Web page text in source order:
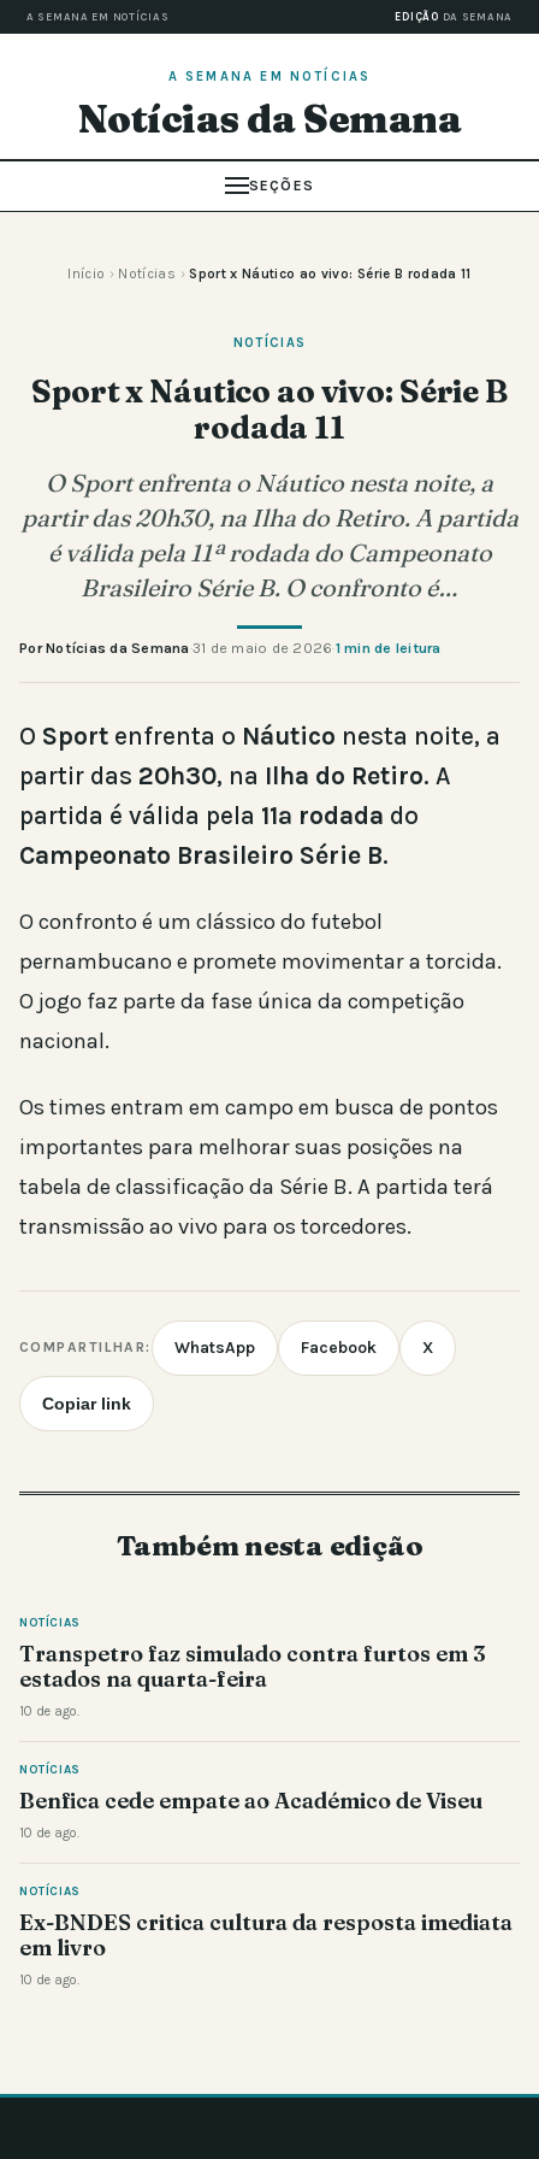
A SEMANA EM NOTÍCIAS EDIÇÃO DA SEMANA
A SEMANA EM NOTÍCIAS
Notícias da Semana
SEÇÕES
Início › Notícias › Sport x Náutico ao vivo: Série B rodada 11
NOTÍCIAS
Sport x Náutico ao vivo: Série B
rodada 11
O Sport enfrenta o Náutico nesta noite, a
partir das 20h30, na Ilha do Retiro. A partida
é válida pela 11ª rodada do Campeonato
Brasileiro Série B. O confronto é…
Por Notícias da Semana·31 de maio de 2026·1 min de leitura
O Sport enfrenta o Náutico nesta noite, a
partir das 20h30, na Ilha do Retiro. A
partida é válida pela 11ª rodada do
Campeonato Brasileiro Série B.
O confronto é um clássico do futebol
pernambucano e promete movimentar a torcida.
O jogo faz parte da fase única da competição
nacional.
Os times entram em campo em busca de pontos
importantes para melhorar suas posições na
tabela de classificação da Série B. A partida terá
transmissão ao vivo para os torcedores.
COMPARTILHAR: WhatsApp Facebook X
Copiar link
Também nesta edição
NOTÍCIAS
Transpetro faz simulado contra furtos em 3
estados na quarta-feira
10 de ago.
NOTÍCIAS
Benfica cede empate ao Académico de Viseu
10 de ago.
NOTÍCIAS
Ex-BNDES critica cultura da resposta imediata
em livro
10 de ago.